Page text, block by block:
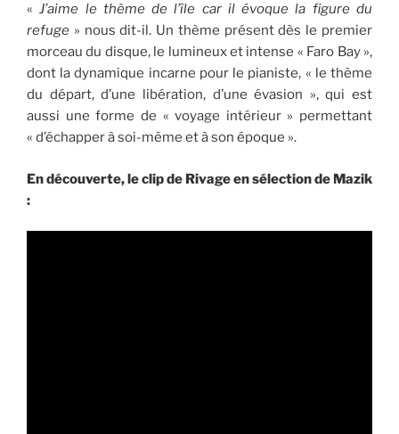
«J’aime le thème de l’île car il évoque la figure du
refuge » nous dit-il. Un thème présent dès le premier
morceau du disque, le lumineux et intense « Faro Bay »,
dont la dynamique incarne pour le pianiste, « le thème
du départ, d’une libération, d’une évasion », qui est
aussi une forme de « voyage intérieur » permettant
« d’échapper à soi-même et à son époque ».
En découverte, le clip de Rivage en sélection de Mazik
: